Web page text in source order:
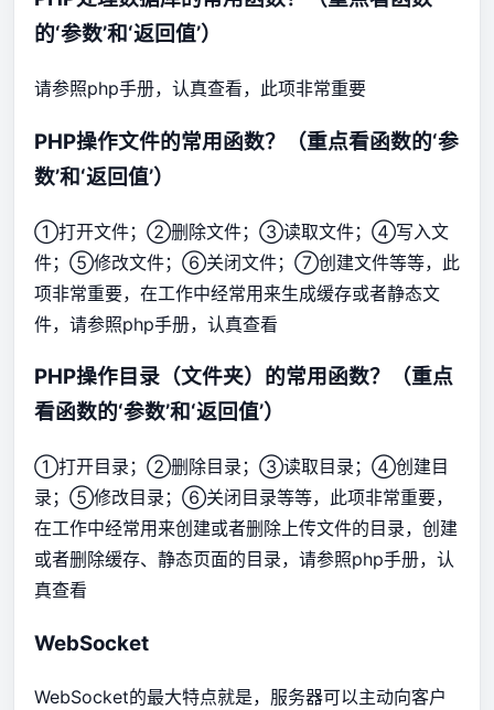
的‘参数’和‘返回值’）
请参照php手册，认真查看，此项非常重要
PHP操作文件的常用函数？（重点看函数的‘参
数’和‘返回值’）
①打开文件；②删除文件；③读取文件；④写入文
件；⑤修改文件；⑥关闭文件；⑦创建文件等等，此
项非常重要，在工作中经常用来生成缓存或者静态文
件，请参照php手册，认真查看
PHP操作目录（文件夹）的常用函数？（重点
看函数的‘参数’和‘返回值’）
①打开目录；②删除目录；③读取目录；④创建目
录；⑤修改目录；⑥关闭目录等等，此项非常重要，
在工作中经常用来创建或者删除上传文件的目录，创建
或者删除缓存、静态页面的目录，请参照php手册，认
真查看
WebSocket
WebSocket的最大特点就是，服务器可以主动向客户